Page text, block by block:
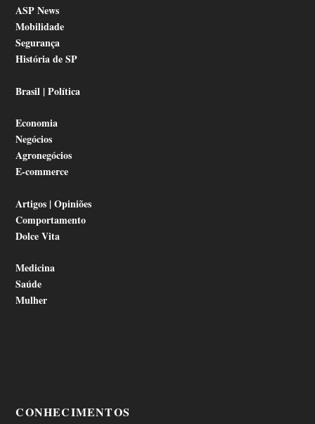
ASP News
Mobilidade
Segurança
História de SP
Brasil | Política
Economia
Negócios
Agronegócios
E-commerce
Artigos | Opiniões
Comportamento
Dolce Vita
Medicina
Saúde
Mulher
CONHECIMENTOS